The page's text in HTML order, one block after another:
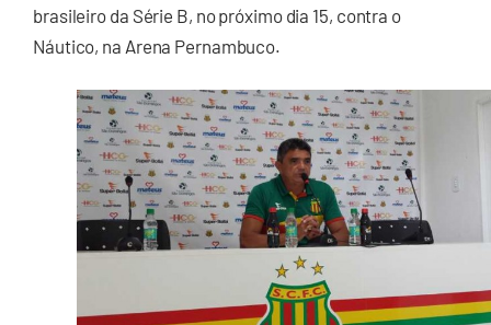
brasileiro da Série B, no próximo dia 15, contra o
Náutico, na Arena Pernambuco.